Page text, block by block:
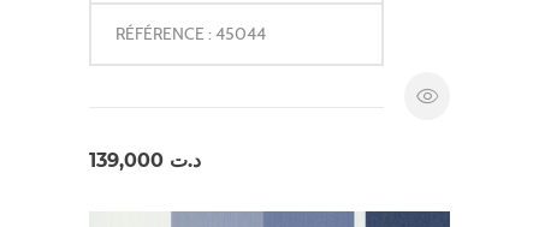
RÉFÉRENCE : 45044
د.ت